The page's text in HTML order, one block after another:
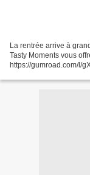
La rentrée arrive à
Tasty Moments vous
https://gumroad.com/l/